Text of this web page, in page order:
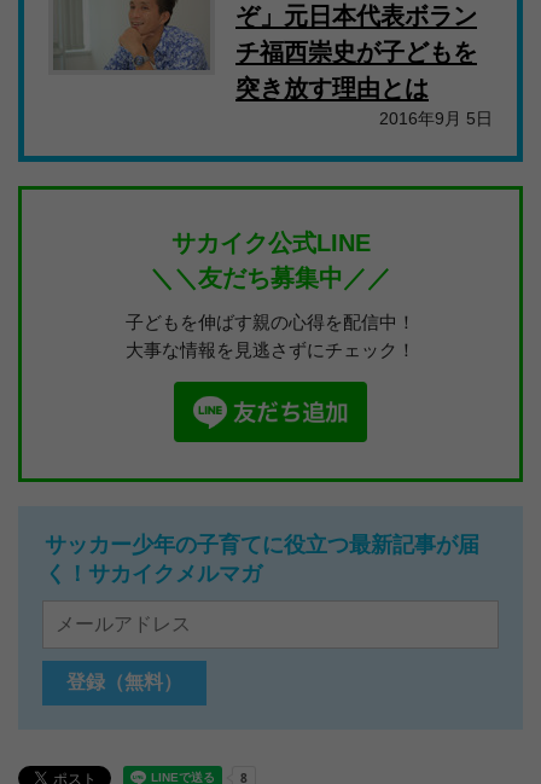
ぞ」元日本代表ボラン
チ福西崇史が子どもを
突き放す理由とは
2016年9月 5日
サカイク公式LINE
＼＼友だち募集中／／
子どもを伸ばす親の心得を配信中！
大事な情報を見逃さずにチェック！
サッカー少年の子育てに役立つ最新記事が届
く！サカイクメルマガ